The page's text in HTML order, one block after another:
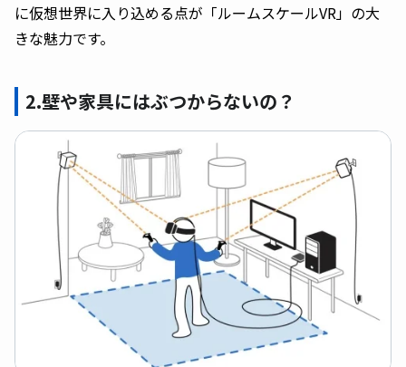
に仮想世界に入り込める点が「ルームスケールVR」の大
きな魅力です。
2.壁や家具にはぶつからないの？